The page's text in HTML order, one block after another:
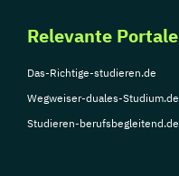
Relevante Portale
Das-Richtige-studieren.de
Wegweiser-duales-Studium.de
Studieren-berufsbegleitend.de